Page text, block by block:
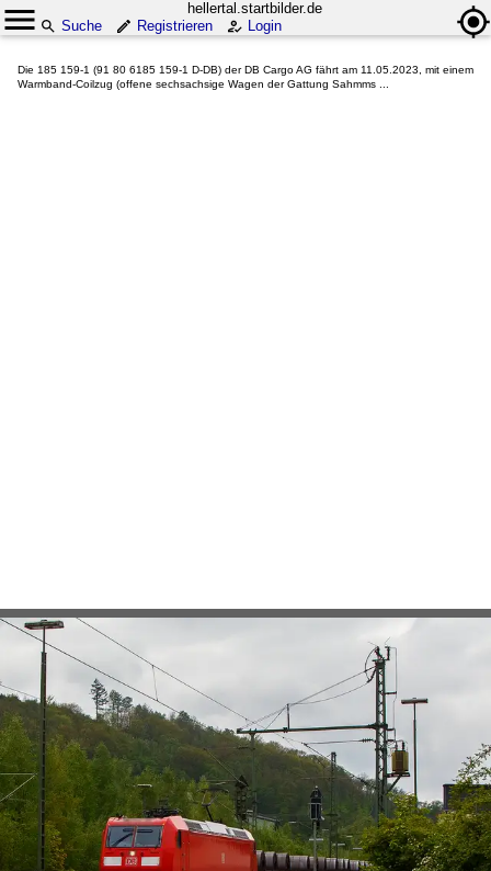
hellertal.startbilder.de
Suche
Registrieren Login
Die 185 159-1 (91 80 6185 159-1 D-DB) der DB Cargo AG fährt am 11.05.2023, mit einem
Warmband-Coilzug (offene sechsachsige Wagen der Gattung Sahmms ...